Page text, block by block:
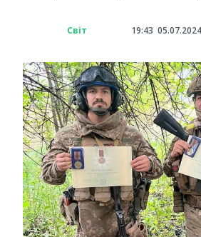
Світ 19:43 05.07.2024